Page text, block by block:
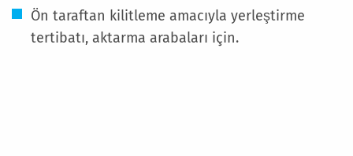
Ön taraftan kilitleme amacıyla yerleştirme
tertibatı, aktarma arabaları için.